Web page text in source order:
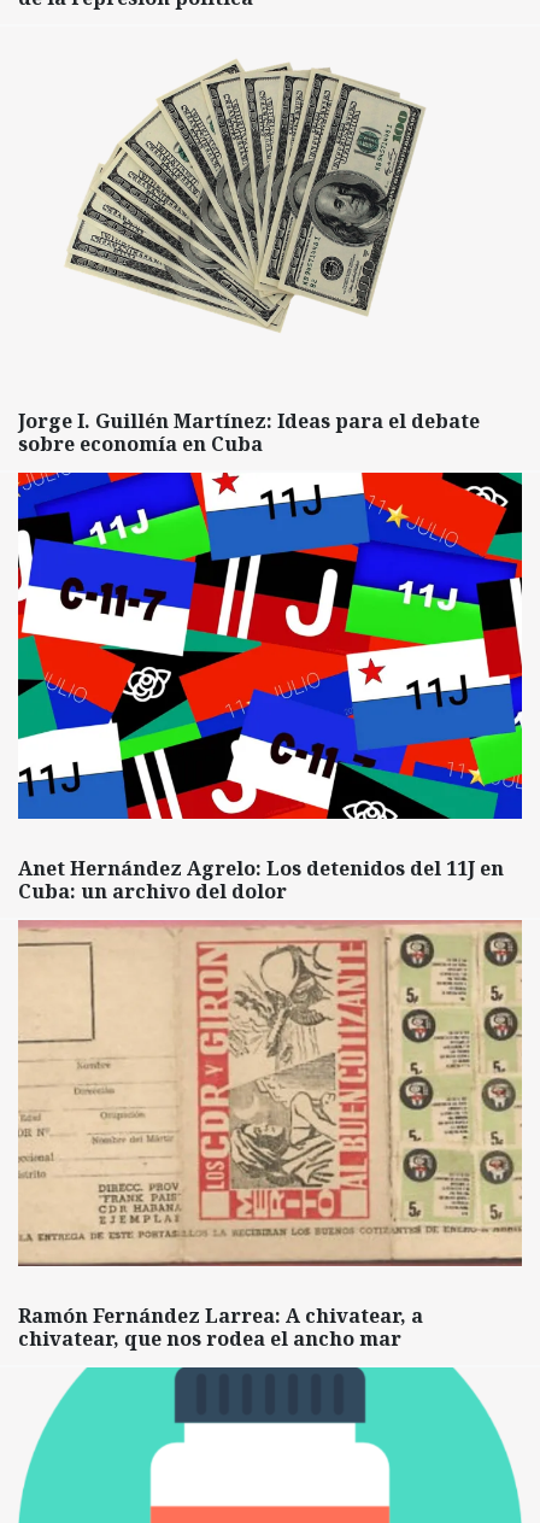
Jorge I. Guillén Martínez: Ideas para el debate
sobre economía en Cuba
Anet Hernández Agrelo: Los detenidos del 11J en
Cuba: un archivo del dolor
Ramón Fernández Larrea: A chivatear, a
chivatear, que nos rodea el ancho mar